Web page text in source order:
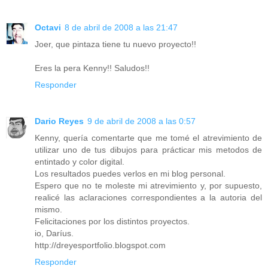
Octavi 8 de abril de 2008 a las 21:47
Joer, que pintaza tiene tu nuevo proyecto!!
Eres la pera Kenny!! Saludos!!
Responder
Dario Reyes 9 de abril de 2008 a las 0:57
Kenny, quería comentarte que me tomé el atrevimiento de
utilizar uno de tus dibujos para prácticar mis metodos de
entintado y color digital.
Los resultados puedes verlos en mi blog personal.
Espero que no te moleste mi atrevimiento y, por supuesto,
realicé las aclaraciones correspondientes a la autoria del
mismo.
Felicitaciones por los distintos proyectos.
io, Daríus.
http://dreyesportfolio.blogspot.com
Responder